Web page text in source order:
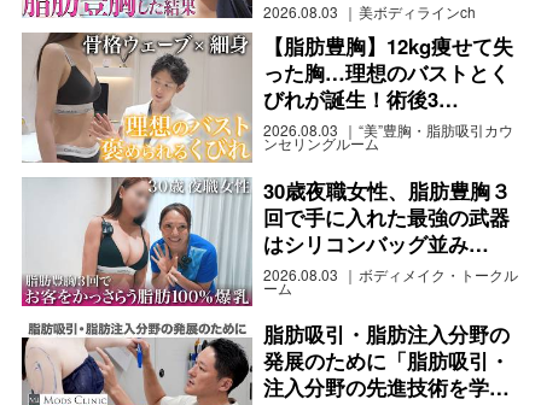
2026.08.03 美ボディラインch
【脂肪豊胸】12kg痩せて失
った胸…理想のバストとく
びれが誕生！術後3…
2026.08.03 “美”豊胸・脂肪吸引カウ
ンセリングルーム
30歳夜職女性、脂肪豊胸３
回で手に入れた最強の武器
はシリコンバッグ並み…
2026.08.03 ボディメイク・トークル
ーム
脂肪吸引・脂肪注入分野の
発展のために「脂肪吸引・
注入分野の先進技術を学…